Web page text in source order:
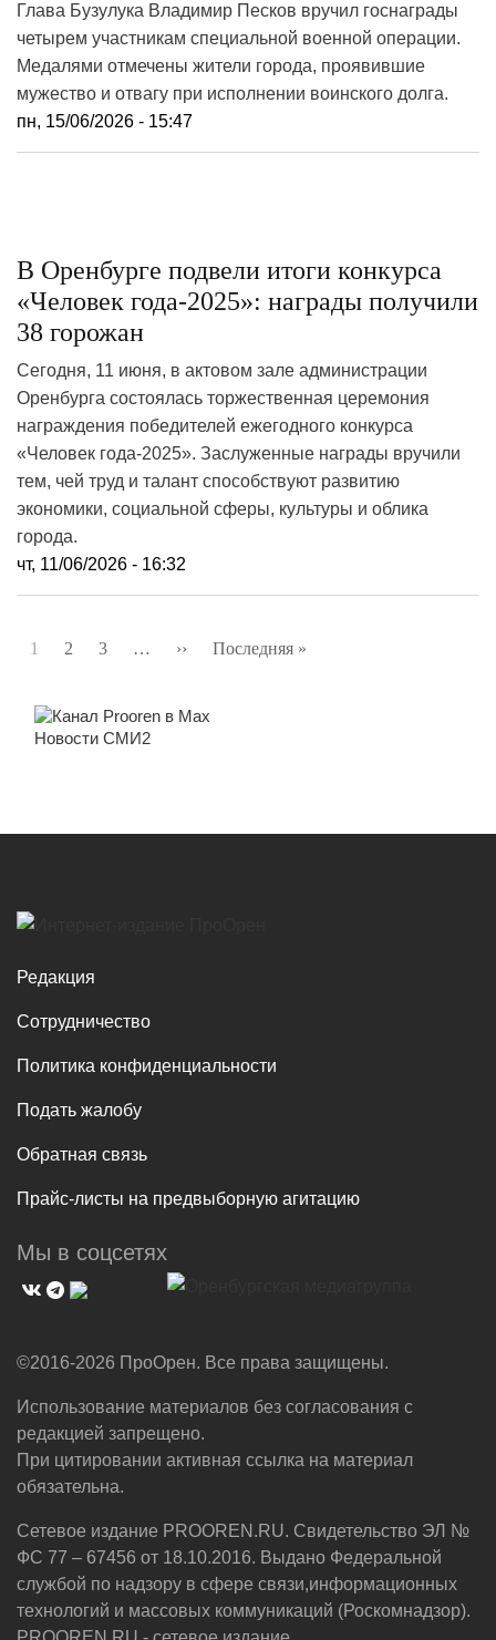
Глава Бузулука Владимир Песков вручил госнаграды
четырем участникам специальной военной операции.
Медалями отмечены жители города, проявившие
мужество и отвагу при исполнении воинского долга.
пн, 15/06/2026 - 15:47
В Оренбурге подвели итоги конкурса
«Человек года‑2025»: награды получили
38 горожан
Сегодня, 11 июня, в актовом зале администрации
Оренбурга состоялась торжественная церемония
награждения победителей ежегодного конкурса
«Человек года‑2025». Заслуженные награды вручили
тем, чей труд и талант способствуют развитию
экономики, социальной сферы, культуры и облика
города.
чт, 11/06/2026 - 16:32
Нумерация
1 2 3 … ›› Следующая
Последняя »
Новости СМИ2
Редакция
Сотрудничество
Политика конфиденциальности
Подать жалобу
Обратная связь
Прайс-листы на предвыборную агитацию
Мы в соцсетях
©2016-2026 ПроОрен. Все права защищены.
Использование материалов без согласования с
редакцией запрещено.
При цитировании активная ссылка на материал
обязательна.
Сетевое издание PROOREN.RU. Свидетельство ЭЛ №
ФС 77 – 67456 от 18.10.2016. Выдано Федеральной
службой по надзору в сфере связи,информационных
технологий и массовых коммуникаций (Роскомнадзор).